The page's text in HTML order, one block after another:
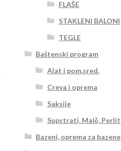
FLAŠE
STAKLENI BALONI
TEGLE
Baštenski program
Alat i pom.sred.
Creva i oprema
Saksije
Supstrati, Malč, Perlit
Bazeni, oprema za bazene